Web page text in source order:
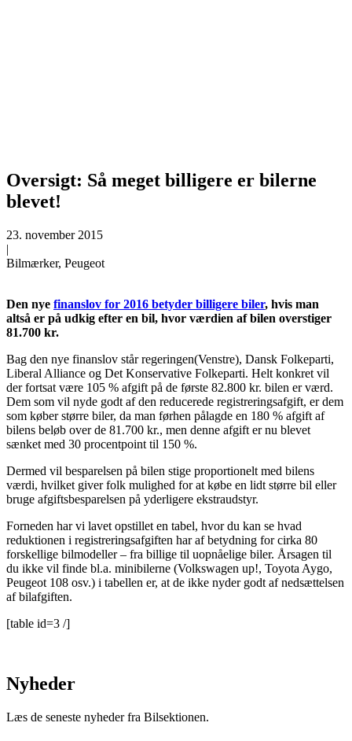
Oversigt: Så meget billigere er bilerne
blevet!
23. november 2015
|
Bilmærker, Peugeot
Den nye finanslov for 2016 betyder billigere biler, hvis man
altså er på udkig efter en bil, hvor værdien af bilen overstiger
81.700 kr.
Bag den nye finanslov står regeringen(Venstre), Dansk Folkeparti,
Liberal Alliance og Det Konservative Folkeparti. Helt konkret vil
der fortsat være 105 % afgift på de første 82.800 kr. bilen er værd.
Dem som vil nyde godt af den reducerede registreringsafgift, er dem
som køber større biler, da man førhen pålagde en 180 % afgift af
bilens beløb over de 81.700 kr., men denne afgift er nu blevet
sænket med 30 procentpoint til 150 %.
Dermed vil besparelsen på bilen stige proportionelt med bilens
værdi, hvilket giver folk mulighed for at købe en lidt større bil eller
bruge afgiftsbesparelsen på yderligere ekstraudstyr.
Forneden har vi lavet opstillet en tabel, hvor du kan se hvad
reduktionen i registreringsafgiften har af betydning for cirka 80
forskellige bilmodeller – fra billige til uopnåelige biler. Årsagen til
du ikke vil finde bl.a. minibilerne (Volkswagen up!, Toyota Aygo,
Peugeot 108 osv.) i tabellen er, at de ikke nyder godt af nedsættelsen
af bilafgiften.
[table id=3 /]
Nyheder
Læs de seneste nyheder fra Bilsektionen.